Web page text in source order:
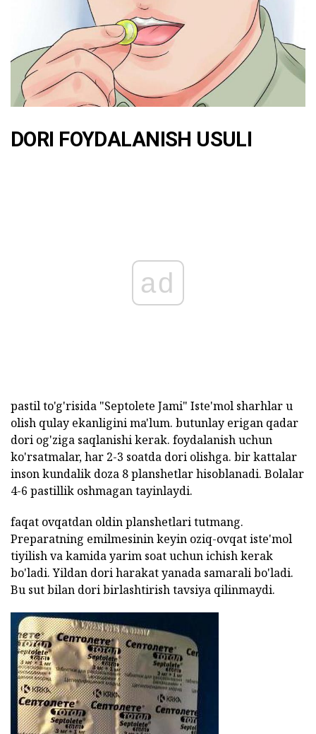
DORI FOYDALANISH USULI
ad
pastil to'g'risida "Septolete Jami" Iste'mol sharhlar u
olish qulay ekanligini ma'lum. butunlay erigan qadar
dori og'ziga saqlanishi kerak. foydalanish uchun
ko'rsatmalar, har 2-3 soatda dori olishga. bir kattalar
inson kundalik doza 8 planshetlar hisoblanadi. Bolalar
4-6 pastillik oshmagan tayinlaydi.
faqat ovqatdan oldin planshetlari tutmang.
Preparatning emilmesinin keyin oziq-ovqat iste'mol
tiyilish va kamida yarim soat uchun ichish kerak
bo'ladi. Yildan dori harakat yanada samarali bo'ladi.
Bu sut bilan dori birlashtirish tavsiya qilinmaydi.